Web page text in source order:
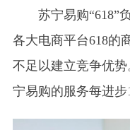
苏宁易购“618”
各大电商平台618的
不足以建立竞争优
宁易购的服务每进步